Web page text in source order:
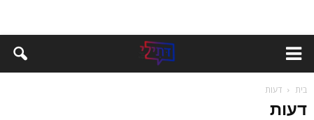
בית דעות
דעות